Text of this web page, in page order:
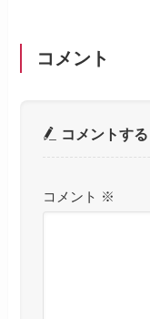
コメント
コメントする
コメント ※